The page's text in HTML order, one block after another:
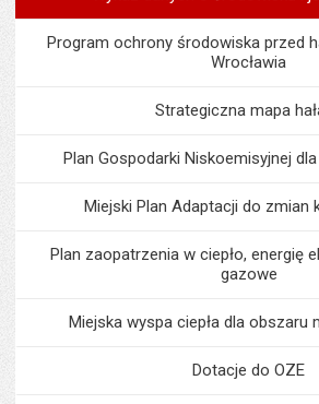
Program ochrony środowiska przed
Wrocławia
Strategiczna mapa
Plan Gospodarki Niskoemisyjnej
Miejski Plan Adaptacji do zmian
Plan zaopatrzenia w ciepło, energię
gazowe
Miejska wyspa ciepła dla obszaru
Dotacje do OZE